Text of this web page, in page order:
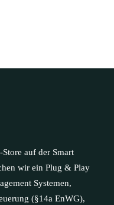
auf der Smart
wir ein Plug & Play
Systemen,
(§14a EnWG),